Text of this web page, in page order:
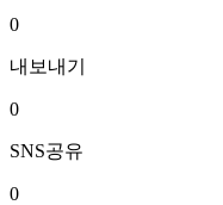
0
내보내기
0
SNS공유
0